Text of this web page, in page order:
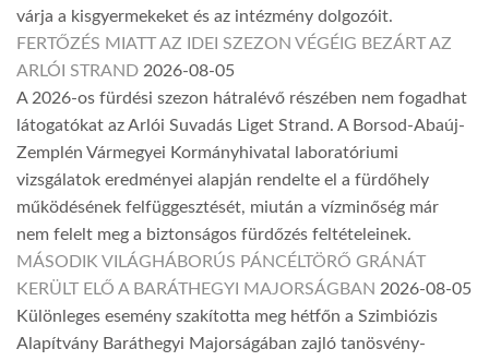
várja a kisgyermekeket és az intézmény dolgozóit.
FERTŐZÉS MIATT AZ IDEI SZEZON VÉGÉIG BEZÁRT AZ
ARLÓI STRAND 2026-08-05
A 2026-os fürdési szezon hátralévő részében nem fogadhat
látogatókat az Arlói Suvadás Liget Strand. A Borsod-Abaúj-
Zemplén Vármegyei Kormányhivatal laboratóriumi
vizsgálatok eredményei alapján rendelte el a fürdőhely
működésének felfüggesztését, miután a vízminőség már
nem felelt meg a biztonságos fürdőzés feltételeinek.
MÁSODIK VILÁGHÁBORÚS PÁNCÉLTÖRŐ GRÁNÁT
KERÜLT ELŐ A BARÁTHEGYI MAJORSÁGBAN 2026-08-05
Különleges esemény szakította meg hétfőn a Szimbiózis
Alapítvány Baráthegyi Majorságában zajló tanösvény-